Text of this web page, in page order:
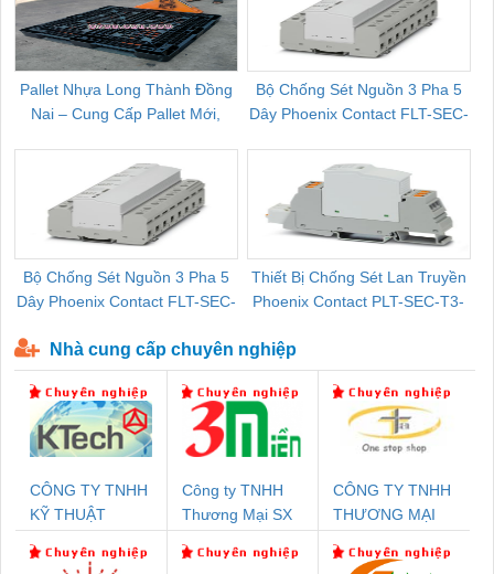
Pallet Nhựa Long Thành Đồng
Nai – Cung Cấp Pallet Mới,
Bộ Chống Sét Nguồn 3 Pha 5
Dây Phoenix Contact FLT-SEC-
Bộ Chống Sét Nguồn 3 Pha 5
Dây Phoenix Contact FLT-SEC-
Thiết Bị Chống Sét Lan Truyền
Phoenix Contact PLT-SEC-T3-
Nhà cung cấp chuyên nghiệp
CÔNG TY TNHH
KỸ THUẬT
NAM
Công ty TNHH
Thương Mại SX
CÔNG TY TNHH
THƯƠNG MẠI
NAM